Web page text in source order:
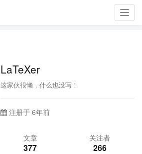
LaTeXer
这家伙很懒，什么也没写！
注册于 6年前
文章
377
关注者
266